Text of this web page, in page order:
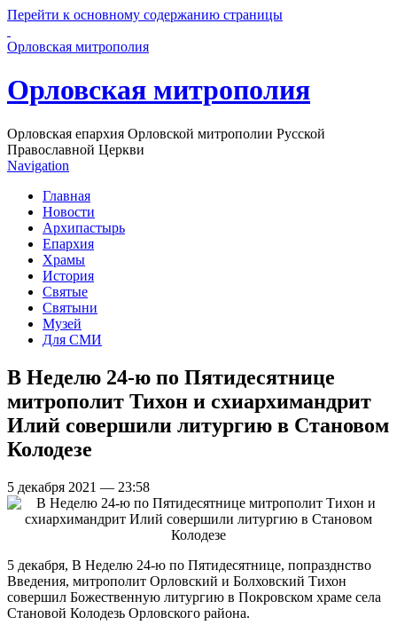
Перейти к основному содержанию страницы
Орловская митрополия
Орловская митрополия
Орловская епархия Орловской митрополии Русской
Православной Церкви
Navigation
Главная
Новости
Архипастырь
Епархия
Храмы
История
Святые
Святыни
Музей
Для СМИ
В Неделю 24-ю по Пятидесятнице
митрополит Тихон и схиархимандрит
Илий совершили литургию в Становом
Колодезе
5 декабря 2021 — 23:58
5 декабря, В Неделю 24-ю по Пятидесятнице, попразднство
Введения, митрополит Орловский и Болховский Тихон
совершил Божественную литургию в Покровском храме села
Становой Колодезь Орловского района.